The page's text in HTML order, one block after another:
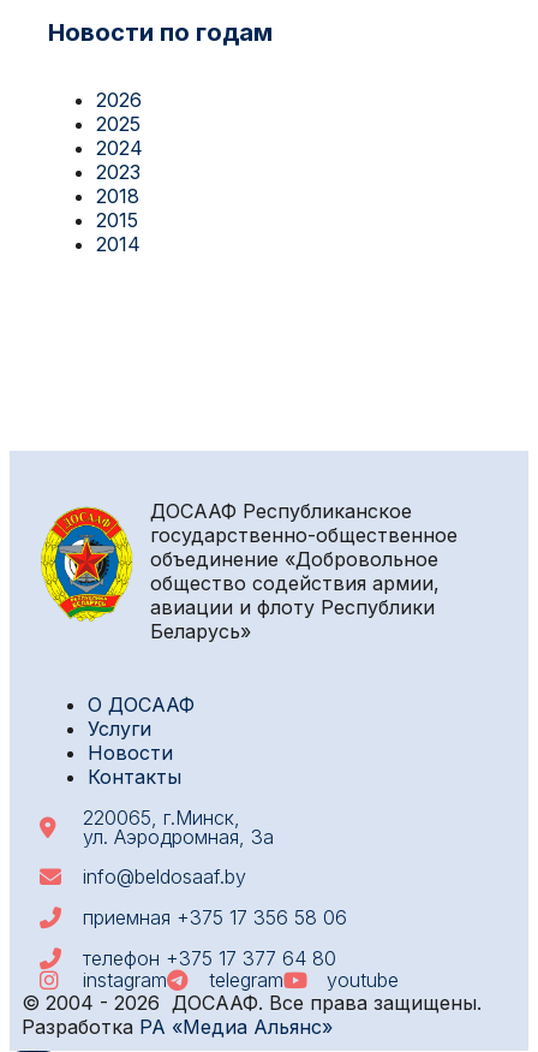
Новости по годам
2026
2025
2024
2023
2018
2015
2014
ДОСААФ Республиканское
государственно-общественное
объединение «Добровольное
общество содействия армии,
авиации и флоту Республики
Беларусь»
О ДОСААФ
Услуги
Новости
Контакты
220065, г.Минск,
ул. Аэродромная, 3а
info@beldosaaf.by
приемная +375 17 356 58 06
телефон +375 17 377 64 80
instagram
telegram
youtube
© 2004 - 2026 ДОСААФ. Все права защищены.
Разработка РА «Медиа Альянс»